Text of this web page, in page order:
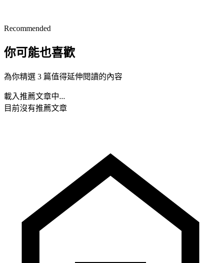
Recommended
你可能也喜歡
為你精選 3 篇值得延伸閱讀的內容
載入推薦文章中...
目前沒有推薦文章